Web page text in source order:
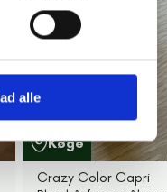
alle
Køge
Crazy Color Capri